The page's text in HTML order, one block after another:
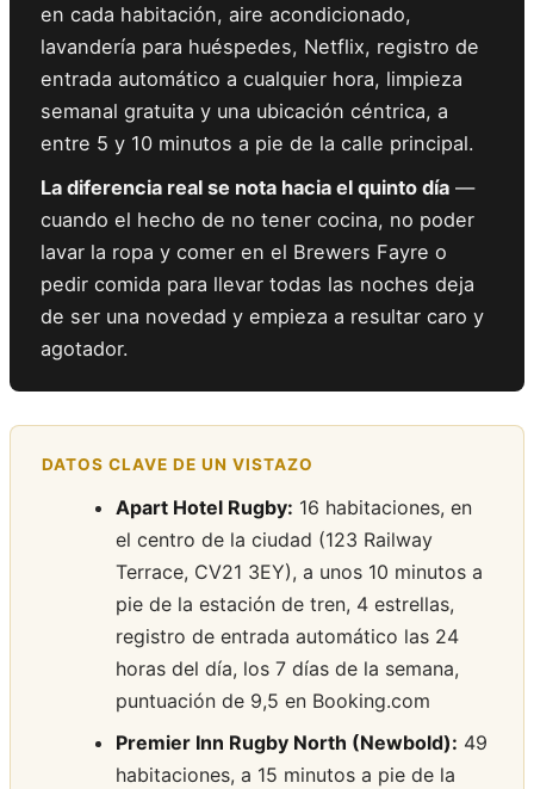
en cada habitación, aire acondicionado,
lavandería para huéspedes, Netflix, registro de
entrada automático a cualquier hora, limpieza
semanal gratuita y una ubicación céntrica, a
entre 5 y 10 minutos a pie de la calle principal.
La diferencia real se nota hacia el quinto día —
cuando el hecho de no tener cocina, no poder
lavar la ropa y comer en el Brewers Fayre o
pedir comida para llevar todas las noches deja
de ser una novedad y empieza a resultar caro y
agotador.
DATOS CLAVE DE UN VISTAZO
Apart Hotel Rugby: 16 habitaciones, en
el centro de la ciudad (123 Railway
Terrace, CV21 3EY), a unos 10 minutos a
pie de la estación de tren, 4 estrellas,
registro de entrada automático las 24
horas del día, los 7 días de la semana,
puntuación de 9,5 en Booking.com
Premier Inn Rugby North (Newbold): 49
habitaciones, a 15 minutos a pie de la